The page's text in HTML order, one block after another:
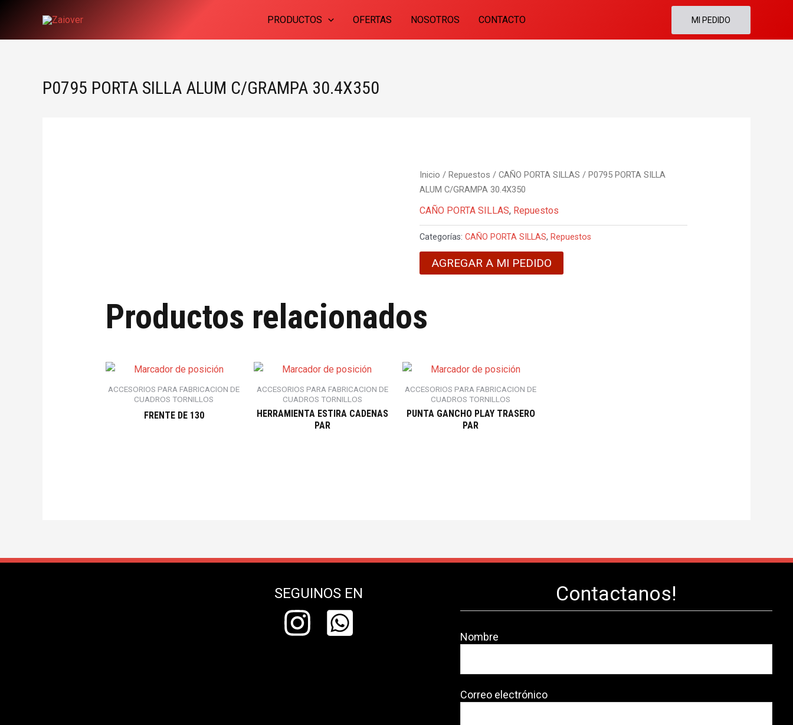
PRODUCTOS OFERTAS NOSOTROS CONTACTO MI PEDIDO
P0795 PORTA SILLA ALUM C/GRAMPA 30.4X350
Inicio / Repuestos /CAÑO PORTA SILLAS / P0795 PORTA SILLA
ALUM C/GRAMPA 30.4X350
CAÑO PORTA SILLAS, Repuestos
Categorías:CAÑO PORTA SILLAS, Repuestos
AGREGAR A MI PEDIDO
Productos relacionados
ACCESORIOS PARA FABRICACION DE
CUADROS TORNILLOS
FRENTE DE 130
ACCESORIOS PARA FABRICACION DE
CUADROS TORNILLOS
HERRAMIENTA ESTIRA CADENAS
PAR
ACCESORIOS PARA FABRICACION DE
CUADROS TORNILLOS
PUNTA GANCHO PLAY TRASERO
PAR
SEGUINOS EN Contactanos!
Nombre
Correo electrónico